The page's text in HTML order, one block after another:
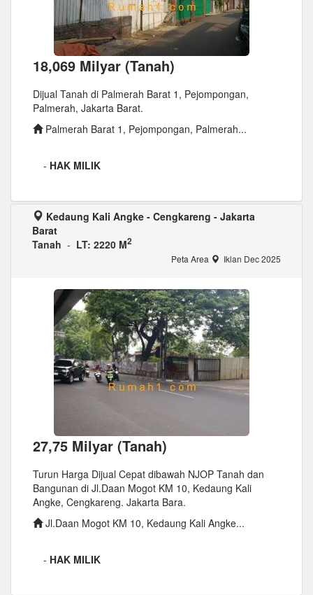
18,069 Milyar (Tanah)
Dijual Tanah di Palmerah Barat 1, Pejompongan,
Palmerah, Jakarta Barat.
Palmerah Barat 1, Pejompongan, Palmerah...
- HAK MILIK
Kedaung Kali Angke - Cengkareng - Jakarta
Barat
Tanah - LT: 2220 M2
Peta Area Iklan Dec 2025
27,75 Milyar (Tanah)
Turun Harga Dijual Cepat dibawah NJOP Tanah dan
Bangunan di Jl.Daan Mogot KM 10, Kedaung Kali
Angke, Cengkareng. Jakarta Bara.
Jl.Daan Mogot KM 10, Kedaung Kali Angke...
- HAK MILIK